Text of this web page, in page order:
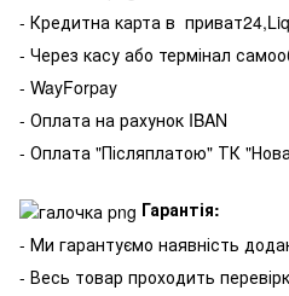
- Кредитна карта в
- Через касу або термінал
- WayForpay
- Оплата на рахунок IBAN
- Оплата "Післяплатою" ТК
Гарантія:
- Ми гарантуємо наявність
- Весь товар проходить